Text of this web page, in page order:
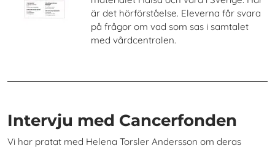
är det hörförståelse. Eleverna får svara
på frågor om vad som sas i samtalet
med vårdcentralen.
Intervju med Cancerfonden
Vi har pratat med Helena Torsler Andersson om deras